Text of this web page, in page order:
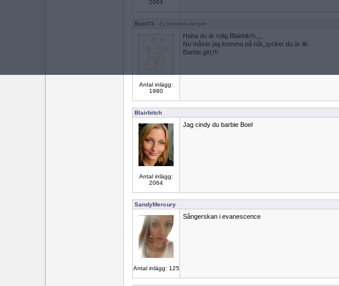
2064
Boel73 - Ej medlem längre
Antal inlägg:
1980
Haha du är rolig Blairbitch,,,,
Nu måste jag komma på nåt,,tycker du är lik
Barbie girl,!!!
Blairbitch
Antal inlägg:
2064
Jag cindy du barbie Boel
SandyMercury
Antal inlägg: 125
Sångerskan i evanescence